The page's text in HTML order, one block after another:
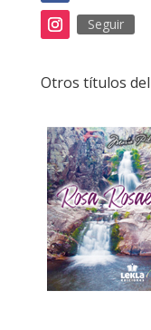
Seguir
Otros títulos